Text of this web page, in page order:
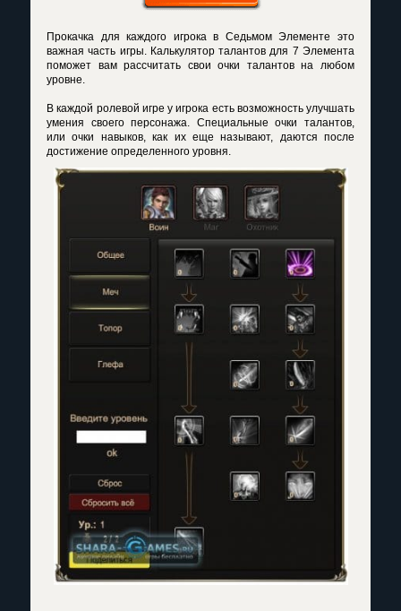
Прокачка для каждого игрока в Седьмом Элементе это
важная часть игры. Калькулятор талантов для 7 Элемента
поможет вам рассчитать свои очки талантов на любом
уровне.
В каждой ролевой игре у игрока есть возможность улучшать
умения своего персонажа. Специальные очки талантов,
или очки навыков, как их еще называют, даются после
достижение определенного уровня.